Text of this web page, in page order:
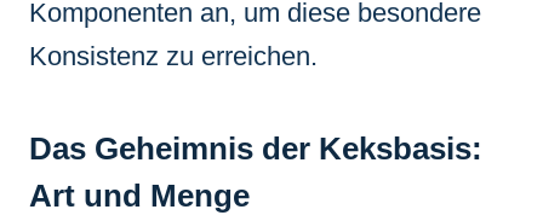
Komponenten an, um diese besondere
Konsistenz zu erreichen.
Das Geheimnis der Keksbasis:
Art und Menge